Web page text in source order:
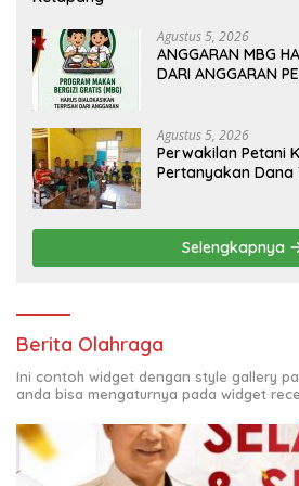
Agustus 5, 2026
ANGGARAN MBG
DARI ANGGARAN
Agustus 5, 2026
Perwakilan Petani
Pertanyakan Dana
Selengkapnya
Berita Olahraga
Ini contoh widget dengan style gallery
anda bisa mengaturnya pada widget